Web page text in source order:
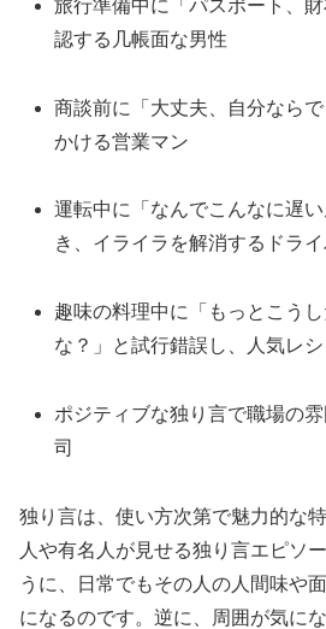
旅行準備中に「パスポート、
認する几帳面な男性
商談前に「大丈夫、自分なら
かける営業マン
運転中に「なんでこんなに遅
き、イライラを解消するドラ
趣味の料理中に「もっとこう
な？」と試行錯誤し、人気レ
ポジティブな独り言で職場の
司
独り言は、使い方次第で魅力的な
人や有名人が見せる独り言エピソ
うに、日常でもその人の人間味や
になるのです。逆に、周囲が気に